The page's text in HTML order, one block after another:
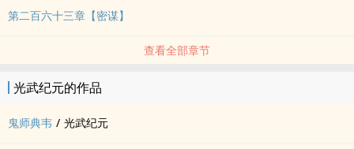
第二百六十三章【密谋】
查看全部章节
光武纪元的作品
鬼师典韦 / 光武纪元